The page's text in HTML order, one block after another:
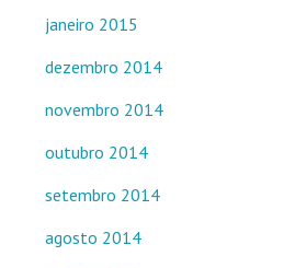
janeiro 2015
dezembro 2014
novembro 2014
outubro 2014
setembro 2014
agosto 2014